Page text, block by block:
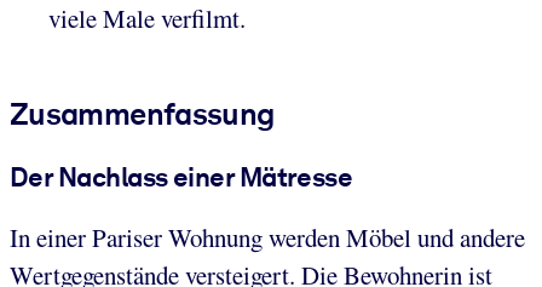
viele Male verfilmt.
Zusammenfassung
Der Nachlass einer Mätresse
In einer Pariser Wohnung werden Möbel und andere
Wertgegenstände versteigert. Die Bewohnerin ist